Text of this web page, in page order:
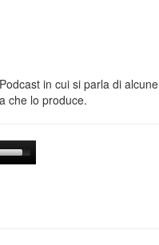
in cui si parla di alcune
che lo produce.